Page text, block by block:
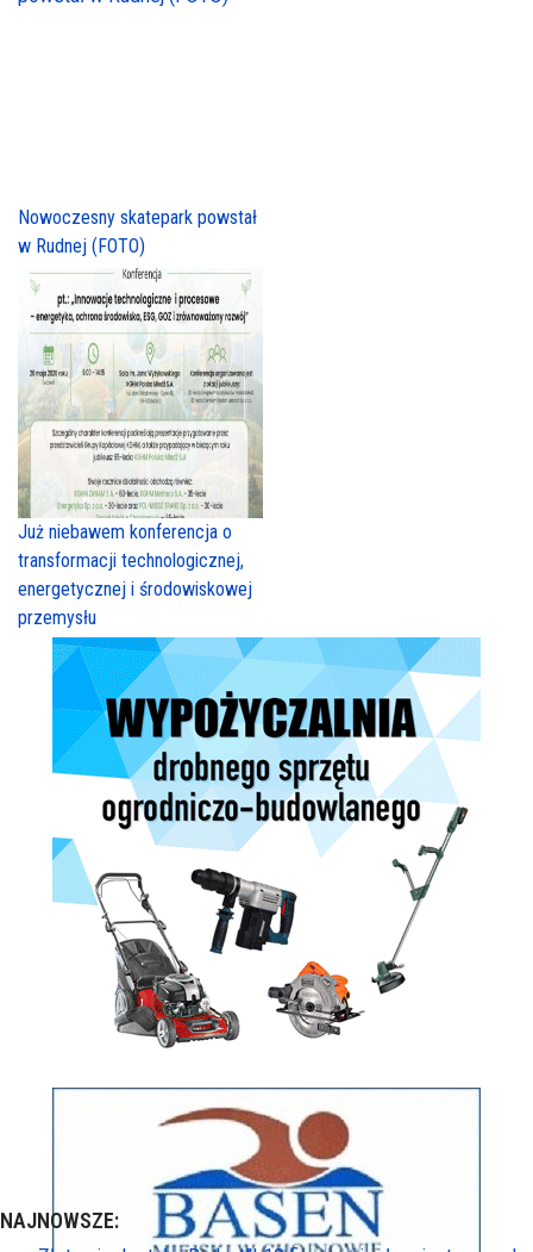
Nowoczesny skatepark powstał
w Rudnej (FOTO)
Już niebawem konferencja o
transformacji technologicznej,
energetycznej i środowiskowej
przemysłu
NAJNOWSZE: